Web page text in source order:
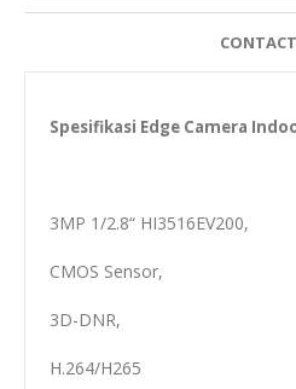
Spesifikasi Edge Camera
3MP 1/2.8“ HI3516EV200,
CMOS Sensor,
3D-DNR,
H.264/H265